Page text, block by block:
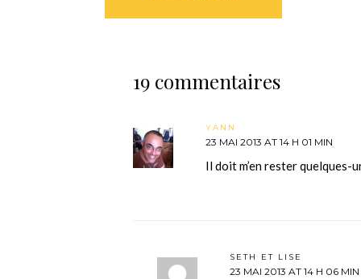
19 commentaires
YANN
23 MAI 2013 AT 14 H 01 MIN
Il doit m’en rester quelques-
SETH ET LISE
23 MAI 2013 AT 14 H 06 MIN